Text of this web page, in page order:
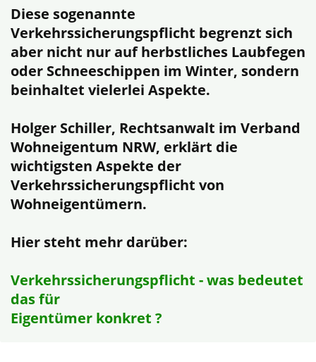
Diese sogenannte
Verkehrssicherungspflicht begrenzt sich
aber nicht nur auf herbstliches Laubfegen
oder Schneeschippen im Winter, sondern
beinhaltet vielerlei Aspekte.
Holger Schiller, Rechtsanwalt im Verband
Wohneigentum NRW, erklärt die
wichtigsten Aspekte der
Verkehrssicherungspflicht von
Wohneigentümern.
Hier steht mehr darüber:
Verkehrssicherungspflicht - was bedeutet
das für
Eigentümer konkret ?